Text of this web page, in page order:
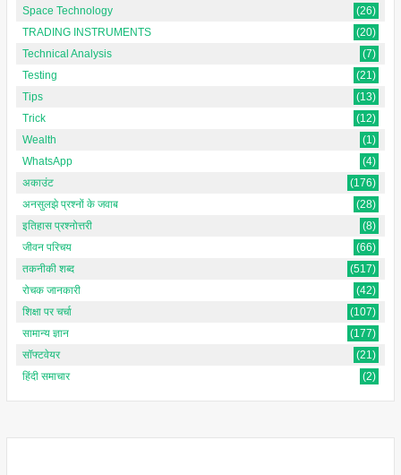
Space Technology
(26)
TRADING INSTRUMENTS
(20)
Technical Analysis
(7)
Testing
(21)
Tips
(13)
Trick
(12)
Wealth
(1)
WhatsApp
(4)
अकाउंट
(176)
अनसुलझे प्रश्नों के जवाब
(28)
इतिहास प्रश्नोत्तरी
(8)
जीवन परिचय
(66)
तकनीकी शब्द
(517)
रोचक जानकारी
(42)
शिक्षा पर चर्चा
(107)
सामान्य ज्ञान
(177)
सॉफ्टवेयर
(21)
हिंदी समाचार
(2)